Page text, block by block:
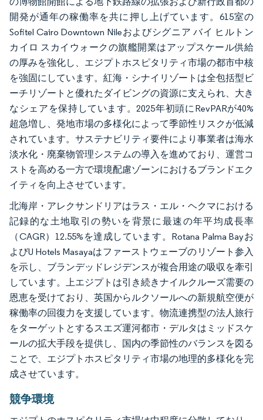
開発が通年の稼働率を共に押し上げています。615室の
Sofitel Cairo Downtown Nileおよびシグニア バイ ヒルトン
カイロ スカイウォークの旗艦開業はアップスケール供給
の厚みを強化し、エジプトホスピタリティ市場の都市中核
を強固にしています。紅海・シナイリゾートは全包括型ビ
ーチリゾートと優れたダイビングの資源に支えられ、大き
なシェアを保持しています。2025年初頭にRevPARが40%
超急増し、発地市場の多様化によって季節性リスクが低減
されています。サステナビリティ要件により事業者は海水
淡水化・廃棄物管理システムの導入を進めており、運営コ
ストを高める一方で環境配慮ゾーンにおけるブランドエク
イティを向上させています。
北海岸・アレクサンドリアはラス・エル・ヘクマにおける
記録的な土地取引の勢いを背景に最速の年平均成長率
（CAGR）12.55%を達成しています。Rotana Palma Bayお
よびU Hotels Masayaはファーストウェーブのリゾート参入
を示し、ブランデッドレジデンスが複合用途の吸収を牽引
しています。上エジプトは引き続きナイルクルーズ需要の
恩恵を受けており、英国からルクソールへの新規航空便が
稼働率の回復力を支援しています。物流連携型の法人旅行
をターゲットとするスエズ運河都市・デルタはミッドスケ
ールの拡大手段を提供し、国内の季節性のバランスを図る
ことで、エジプトホスピタリティ市場の地理的多様化を完
成させています。
競争環境